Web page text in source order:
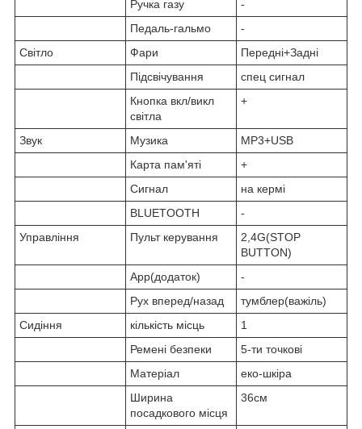
Ручка газу
-
Педаль-гальмо
-
Світло
Фари
Передні+Задні
Підсвічування
спец сигнал
Кнопка вкл/викл
світла
+
Звук Музика
MP3+USB
Карта пам'яті
+
Сигнал
на кермі
BLUETOOTH
-
Управління
Пульт керування
2,4G(STOP
BUTTON)
App(додаток)
-
Рух вперед/назад
тумблер(важіль)
Сидіння
кількість місць
1
Ремені безпеки
5-ти точкові
Матеріал
еко-шкіра
Ширина
посадкового місця
36см